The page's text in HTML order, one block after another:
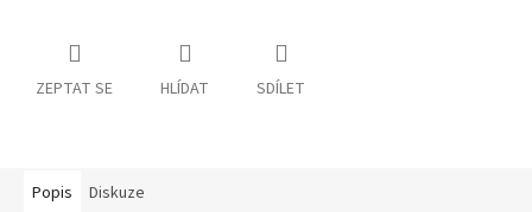
ZEPTAT SE HLÍDAT SDÍLET
Popis Diskuze